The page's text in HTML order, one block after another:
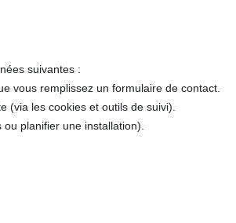
suivantes :
vous remplissez un formulaire de contact.
(via les cookies et outils de suivi).
planifier une installation).